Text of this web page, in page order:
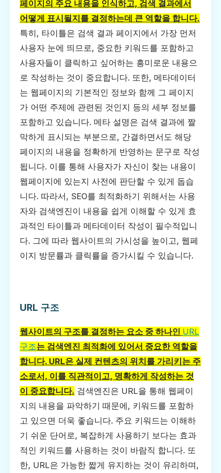
페이지의 주요 내용을 인식하고, 검색 결과에서
어떻게 표시될지를 결정하는데 큰 역할을 합니다.
특히, 타이틀은 검색 결과 페이지에서 가장 먼저
사용자 눈에 띄므로, 중요한 키워드를 포함하고
사용자들이 클릭하고 싶어하는 흥미로운 내용으
로 작성하는 것이 중요합니다. 또한, 메타데이터
는 웹페이지의 기본적인 정보와 함께 그 페이지
가 어떤 주제에 관련된 것인지 등의 세부 정보를
포함하고 있습니다. 메타 설명은 검색 결과에 짤
막하게 표시되는 부분으로, 간결하면서도 해당
페이지의 내용을 정확하게 반영하는 문구로 작성
됩니다. 이를 통해 사용자가 자신이 찾는 내용이
웹페이지에 있는지 사전에 판단할 수 있게 돕습
니다. 따라서, SEO를 최적화하기 위해서는 사용
자와 검색엔진이 내용을 쉽게 이해할 수 있게 효
과적인 타이틀과 메타데이터 작성이 필수적입니
다. 그에 따라 웹사이트의 가시성을 높이고, 웹페
이지 방문률과 클릭률을 증가시킬 수 있습니다.
URL 구조
웹사이트의 구조를 결정하는 요소 중 하나인 URL
구조는 검색엔진 최적화에 있어서 중요한 역할을
합니다. URL은 실제 컨텐츠의 위치를 가리키는 주
소로서, 이를 직관적이고, 명확하게 작성하는 것
이 중요합니다. 검색엔진은 URL을 통해 웹페이
지의 내용을 파악하기 때문에, 키워드를 포함하
고 있으면 더욱 좋습니다. 주요 키워드는 이해하
기 쉬운 단어로, 복잡하게 사용하기 보다는 효과
적인 키워드를 사용하는 것이 바람직 합니다. 또
한, URL은 가능한 짧게 유지하는 것이 유리하며,